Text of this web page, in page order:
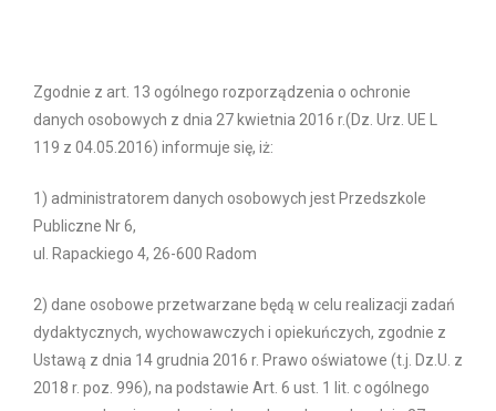
Zgodnie z art. 13 ogólnego rozporządzenia o ochronie
danych osobowych z dnia 27 kwietnia 2016 r.(Dz. Urz. UE L
119 z 04.05.2016) informuje się, iż:
1) administratorem danych osobowych jest Przedszkole
Publiczne Nr 6,
ul. Rapackiego 4, 26-600 Radom
2) dane osobowe przetwarzane będą w celu realizacji zadań
dydaktycznych, wychowawczych i opiekuńczych, zgodnie z
Ustawą z dnia 14 grudnia 2016 r. Prawo oświatowe (t.j. Dz.U. z
2018 r. poz. 996), na podstawie Art. 6 ust. 1 lit. c ogólnego